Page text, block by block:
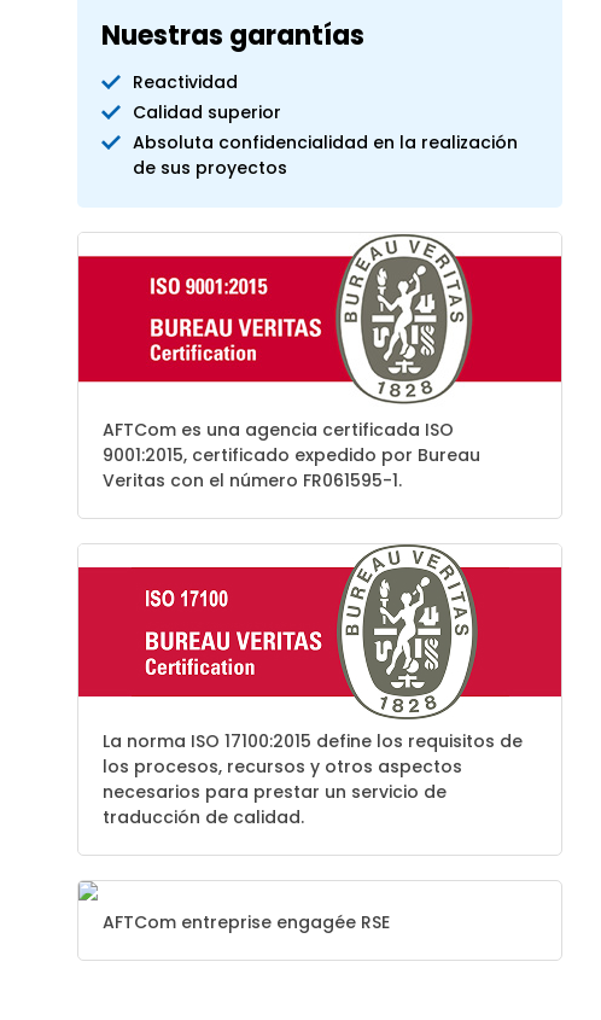
Nuestras garantías
Reactividad
Calidad superior
Absoluta confidencialidad en la realización
de sus proyectos
AFTCom es una agencia certificada ISO
9001:2015, certificado expedido por Bureau
Veritas con el número FR061595-1.
La norma ISO 17100:2015 define los requisitos de
los procesos, recursos y otros aspectos
necesarios para prestar un servicio de
traducción de calidad.
AFTCom entreprise engagée RSE